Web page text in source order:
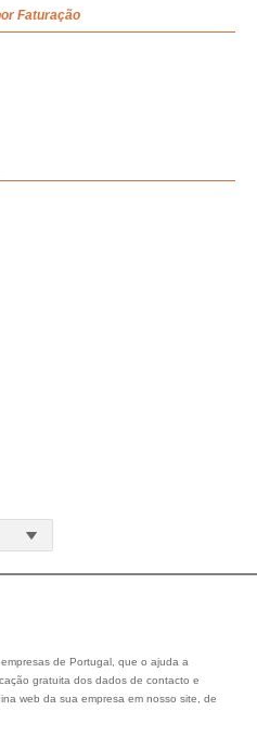
Faturação
de Portugal, que o ajuda a
gratuita dos dados de contacto e
web da sua empresa em nosso site, de